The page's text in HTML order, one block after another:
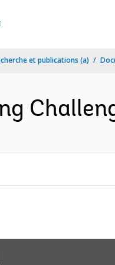
et publications (a)